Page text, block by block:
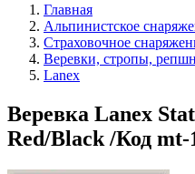
Главная
Альпинистское
Страховочное
Веревки, стропы,
Lanex
Веревка Lanex
Red/Black /Код mt-